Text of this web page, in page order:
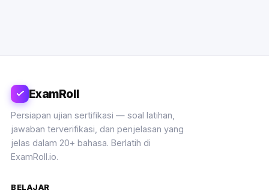
ExamRoll
Persiapan ujian sertifikasi — soal latihan,
jawaban terverifikasi, dan penjelasan yang
jelas dalam 20+ bahasa. Berlatih di
ExamRoll.io.
BELAJAR